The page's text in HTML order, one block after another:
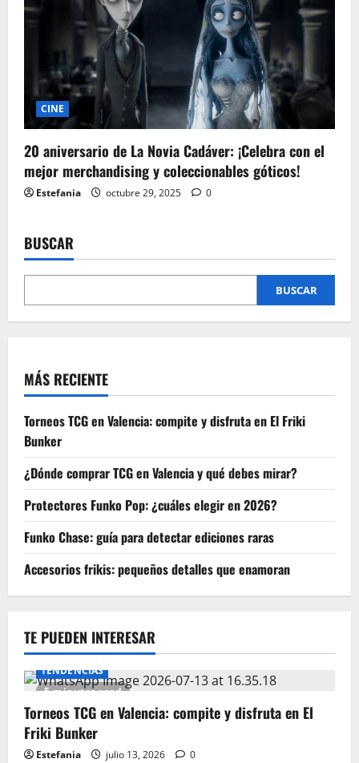
CINE
20 aniversario de La Novia Cadáver: ¡Celebra con el
mejor merchandising y coleccionables góticos!
Estefania octubre 29, 2025 0
BUSCAR
BUSCAR
MÁS RECIENTE
Torneos TCG en Valencia: compite y disfruta en El Friki
Bunker
¿Dónde comprar TCG en Valencia y qué debes mirar?
Protectores Funko Pop: ¿cuáles elegir en 2026?
Funko Chase: guía para detectar ediciones raras
Accesorios frikis: pequeños detalles que enamoran
TE PUEDEN INTERESAR
5 minutes read
TENDENCIAS
Torneos TCG en Valencia: compite y disfruta en El
Friki Bunker
Estefania julio 13, 2026 0